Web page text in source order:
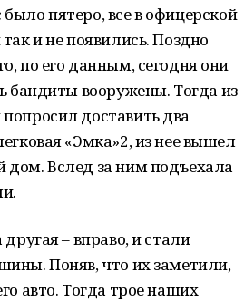
пятеро, все в офицерской
и не появились. Поздно
по его данным, сегодня они
бандиты вооружены. Тогда из
доставить два
«Эмка»2, из нее вышел
дом. Вслед за ним подъехала
– вправо, и стали
Поняв, что их заметили,
авто. Тогда трое наших